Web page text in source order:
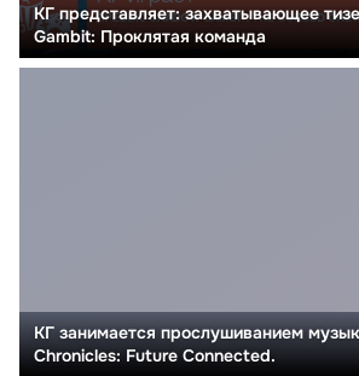
КГ представляет: захватывающее
Gambit: Проклятая команда
КГ занимается прослушиванием
Chronicles: Future Connected.